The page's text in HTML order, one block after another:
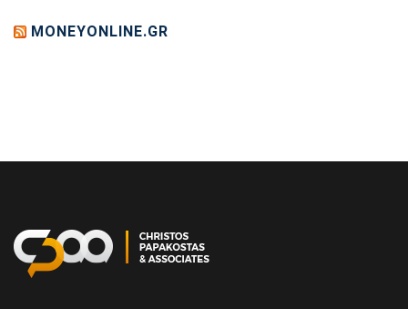
MONEYONLINE.GR